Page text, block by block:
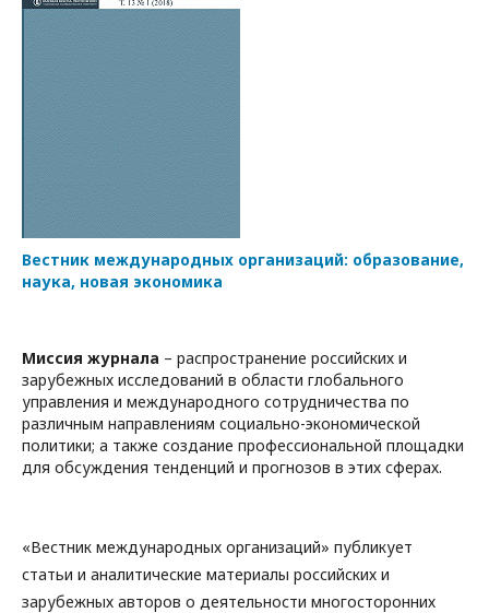
Вестник международных организаций: образование,
наука, новая экономика
Миссия журнала – распространение российских и
зарубежных исследований в области глобального
управления и международного сотрудничества по
различным направлениям социально-экономической
политики; а также создание профессиональной площадки
для обсуждения тенденций и прогнозов в этих сферах.
«Вестник международных организаций» публикует
статьи и аналитические материалы российских и
зарубежных авторов о деятельности многосторонних